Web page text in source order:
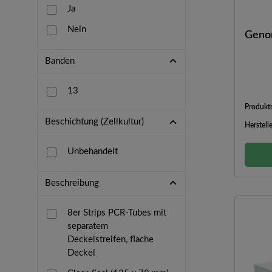
QIAGEN GmbH
Ritter
Sartorius Lab Instruments
schuett-biotec GmbH
Scientific Industries
Scientific Industries, Inc.
350 µl
Ja
Nein
Banden
13
Beschichtung (Zellkultur)
Unbehandelt
Beschreibung
8er Strips PCR-Tubes mit
separatem
Deckelstreifen, flache
Deckel